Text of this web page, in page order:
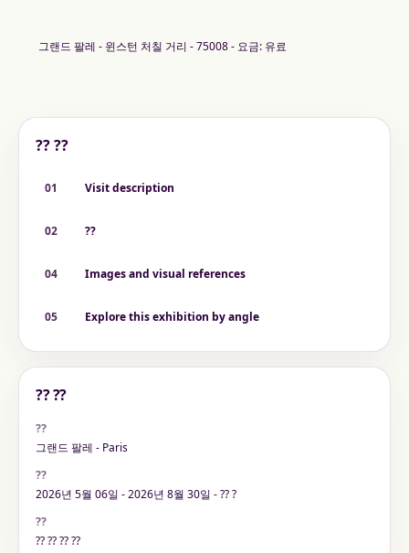
그랜드 팔레 - 윈스턴 처칠 거리 - 75008 - 요금: 유료
?? ??
01 Visit description
02 ??
04 Images and visual references
05 Explore this exhibition by angle
?? ??
??
그랜드 팔레 - Paris
??
2026년 5월 06일 - 2026년 8월 30일 - ?? ?
??
?? ?? ?? ??